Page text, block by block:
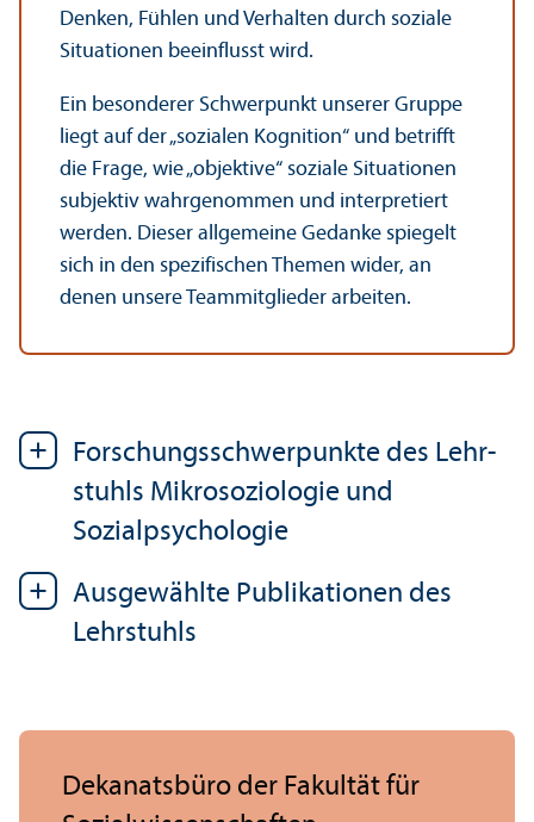
Denken, Fühlen und Verhalten durch soziale
Situationen beeinflusst wird.
Ein besonderer Schwerpunkt unserer Gruppe
liegt auf der „sozialen Kognition“ und betrifft
die Frage, wie „objektive“ soziale Situationen
subjektiv wahrgenommen und interpretiert
werden. Dieser allgemeine Gedanke spiegelt
sich in den spezifischen Themen wider, an
denen unsere Team­mitglieder arbeiten.
Forschungs­schwerpunkte des Lehr­
stuhls Mikrosoziologie und
Sozialpsychologie
Ausgewählte Publikationen des
Lehr­stuhls
Dekanatsbüro der Fakultät für